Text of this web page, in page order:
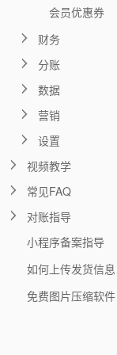
会员优惠券
财务
分账
数据
营销
设置
视频教学
常见FAQ
对账指导
小程序备案指导
如何上传发货信息
免费图片压缩软件